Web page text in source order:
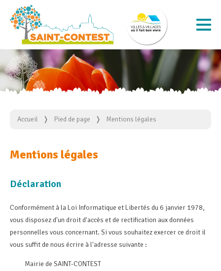
Accueil Pied de page Mentions légales
Mentions légales
Déclaration
Conformément à la Loi Informatique et Libertés du 6 janvier 1978,
vous disposez d'un droit d'accès et de rectification aux données
personnelles vous concernant. Si vous souhaitez exercer ce droit il
vous suffit de nous écrire à l'adresse suivante :
Mairie de SAINT-CONTEST